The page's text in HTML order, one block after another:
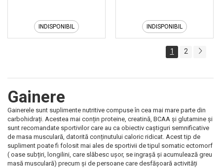
INDISPONIBIL INDISPONIBIL
1 2
Gainere
Gainerele sunt suplimente nutritive compuse în cea mai mare parte din
carbohidrați. Acestea mai conțin proteine, creatină, BCAA și glutamine și
sunt recomandate sportivilor care au ca obiectiv caștiguri semnificative
de masa musculară, datorită conținutului caloric ridicat. Acest tip de
supliment poate fi folosit mai ales de sportivii de tipul somatic ectomorf
( oase subțiri, longilini, care slăbesc ușor, se ingrașă și acumulează greu
masă musculară) precum și de persoane care desfășoară activități